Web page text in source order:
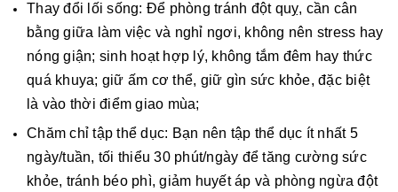
Thay đổi lối sống: Để phòng tránh đột quỵ, cần cân
bằng giữa làm việc và nghỉ ngơi, không nên stress hay
nóng giận; sinh hoạt hợp lý, không tắm đêm hay thức
quá khuya; giữ ấm cơ thể, giữ gìn sức khỏe, đặc biệt
là vào thời điểm giao mùa;
Chăm chỉ tập thể dục: Bạn nên tập thể dục ít nhất 5
ngày/tuần, tối thiểu 30 phút/ngày để tăng cường sức
khỏe, tránh béo phì, giảm huyết áp và phòng ngừa đột